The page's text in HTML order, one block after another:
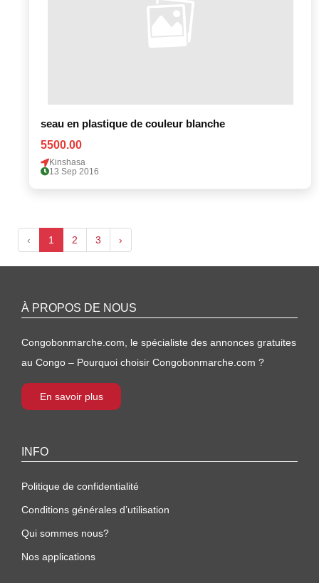
seau en plastique de couleur blanche
5500.00
Kinshasa
13 Sep 2016
‹ 1 2 3 ›
À PROPOS DE NOUS
Congobonmarche.com, le spécialiste des annonces gratuites
au Congo – Pourquoi choisir Congobonmarche.com ?
En savoir plus
INFO
Politique de confidentialité
Conditions générales d’utilisation
Qui sommes nous?
Nos applications